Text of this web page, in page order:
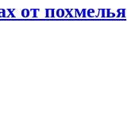
от похмелья